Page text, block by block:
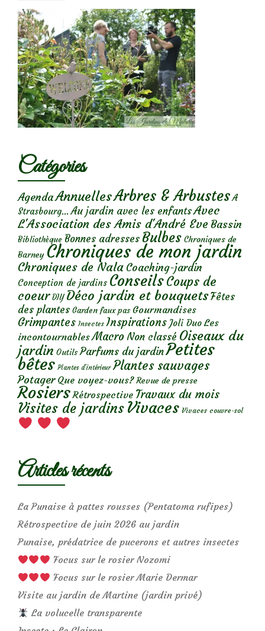
Catégories
AgendaAnnuellesArbres & Arbustes A
Strasbourg... Au jardin avec les enfantsAvec
L'Association des Amis d'André Eve Bassin
Bibliothèque Bonnes adresses Bulbes Chroniques de
Barney Chroniques de mon jardin
Chroniques de Nala Coaching-jardin
Conception de jardins ConseilsCoups de
coeur DIY Déco jardin et bouquetsFêtes
des plantes Garden faux pas Gourmandises
Grimpantes Insectes Inspirations Joli Duo Les
incontournables Macro Non classé Oiseaux du
jardin Outils Parfums du jardinPetites
bêtes Plantes d’intérieur Plantes sauvages
Potager Que voyez-vous? Revue de presse
Rosiers Rétrospective Travaux du mois
Visites de jardins Vivaces Vivaces couvre-sol
Articles récents
La Punaise à pattes rousses (Pentatoma rufipes)
Rétrospective de juin 2026 au jardin
Punaise, prédatrice de pucerons et autres insectes
Focus sur le rosier Nozomi
Focus sur le rosier Marie Dermar
Visite au jardin de Martine (jardin privé)
La volucelle transparente